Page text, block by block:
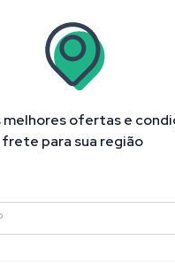
melhores ofertas e
frete para sua região
Indisponível
x 30,5
Joy
papel